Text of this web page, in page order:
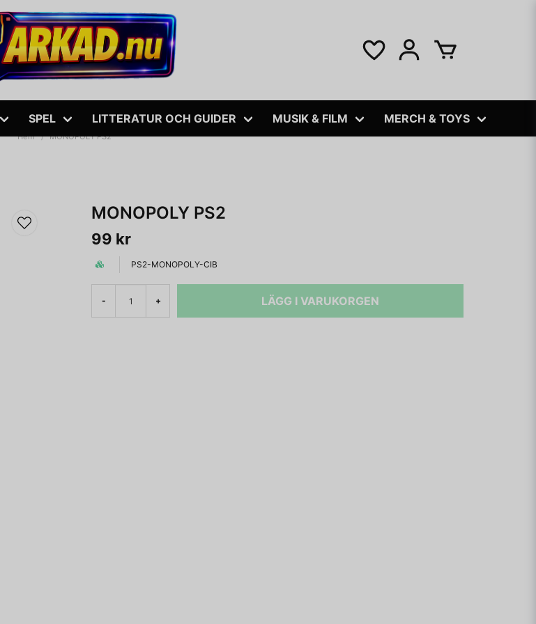
SPEL LITTERATUR OCH GUIDER MUSIK & FILM MERCH & TOYS
Hem MONOPOLY PS2
MONOPOLY PS2
99 kr
PS2-MONOPOLY-CIB
- + LÄGG I VARUKORGEN